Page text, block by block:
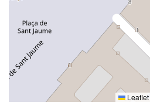
Leaflet